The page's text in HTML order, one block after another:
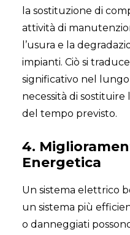
la sostituzione di
attività di
l’usura e la
impianti. Ciò si
significativo nel
necessità di sostituire
del tempo previsto.
4.
Energetica
Un sistema elettrico
un sistema più
o danneggiati